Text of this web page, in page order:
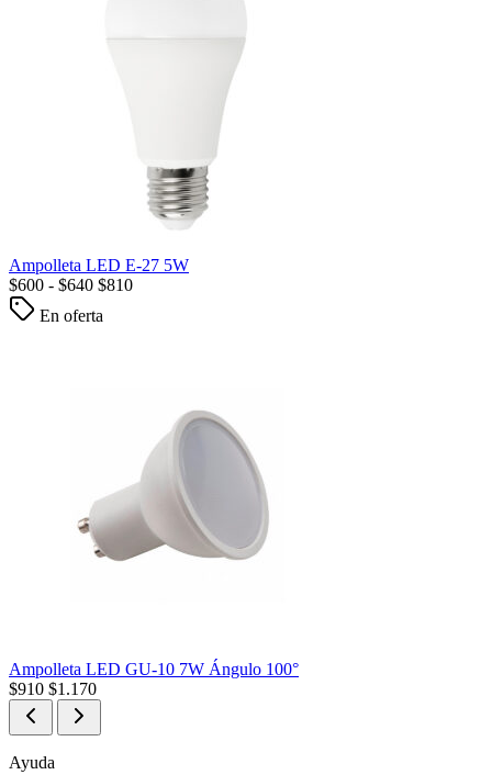
Ampolleta LED E-27 5W
$600 - $640 $810
En oferta
Ampolleta LED GU-10 7W Ángulo 100°
$910 $1.170
Ayuda